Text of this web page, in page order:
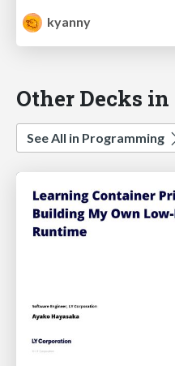
kyanny
Other Decks
See All in Programming